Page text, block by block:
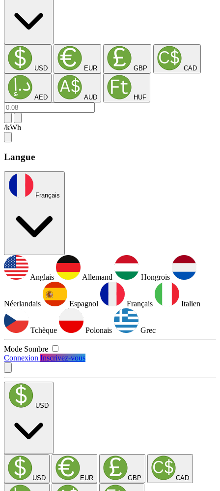
USD EUR GBP CAD
AED AUD HUF
/kWh
Langue
Français
Anglais Allemand Hongrois
Néerlandais Espagnol Français Italien
Tchèque Polonais Grec
Mode Sombre
Connexion Inscrivez-vous
USD
USD EUR GBP CAD